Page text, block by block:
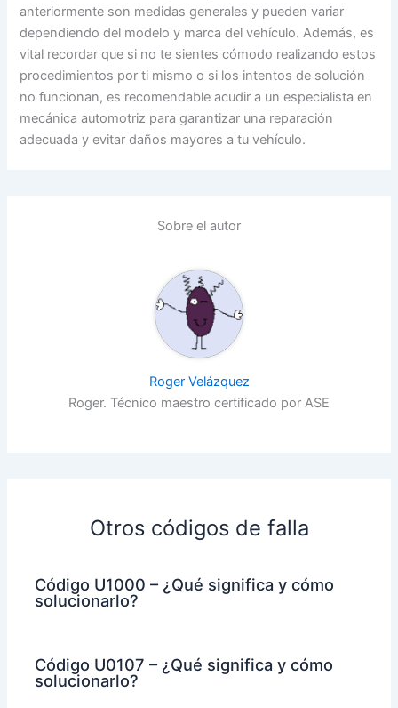
anteriormente son medidas generales y pueden variar
dependiendo del modelo y marca del vehículo. Además, es
vital recordar que si no te sientes cómodo realizando estos
procedimientos por ti mismo o si los intentos de solución
no funcionan, es recomendable acudir a un especialista en
mecánica automotriz para garantizar una reparación
adecuada y evitar daños mayores a tu vehículo.
Sobre el autor
Roger Velázquez
Roger. Técnico maestro certificado por ASE
Otros códigos de falla
Código U1000 – ¿Qué significa y cómo
solucionarlo?
Código U0107 – ¿Qué significa y cómo
solucionarlo?